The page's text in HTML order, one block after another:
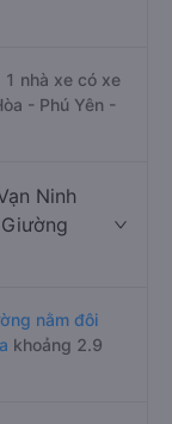
nhà xe có xe
- Phú Yên -
Ninh
nằm đôi
khoảng 2.9